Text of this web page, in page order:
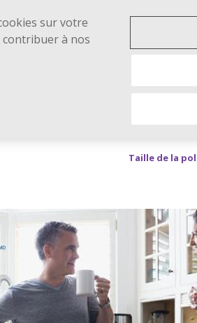
Taille de la
sur votre
à nos